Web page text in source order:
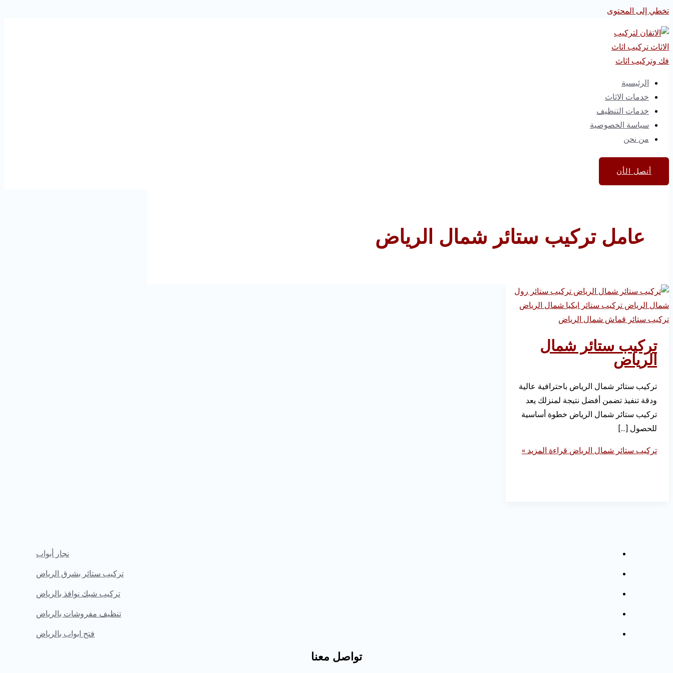
تخطي إلى المحتوى
الرئيسية
خدمات الاثاث
خدمات التنظيف
سياسة الخصوصية
من نحن
أتصل الأن
عامل تركيب ستائر شمال الرياض
تركيب ستائر شمال
الرياض
تركيب ستائر شمال الرياض باحترافية عالية
ودقة تنفيذ تضمن أفضل نتيجة لمنزلك يعد
تركيب ستائر شمال الرياض خطوة أساسية
للحصول […]
تركيب ستائر شمال الرياض قراءة المزيد »
نجار أبواب
تركيب ستائر بشرق الرياض
تركيب شبك نوافذ بالرياض
تنظيف مفروشات بالرياض
فتح ابواب بالرياض
تواصل معنا